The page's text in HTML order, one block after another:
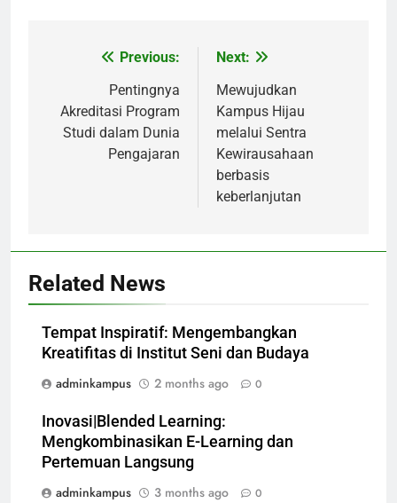
navigation
Previous:
Pentingnya
Akreditasi Program
Studi dalam Dunia
Pengajaran
Next:
Mewujudkan
Kampus Hijau
melalui Sentra
Kewirausahaan
berbasis
keberlanjutan
Related News
Tempat Inspiratif: Mengembangkan
Kreatifitas di Institut Seni dan Budaya
adminkampus
2 months ago 0
Inovasi|Blended Learning:
Mengkombinasikan E-Learning dan
Pertemuan Langsung
adminkampus
3 months ago 0